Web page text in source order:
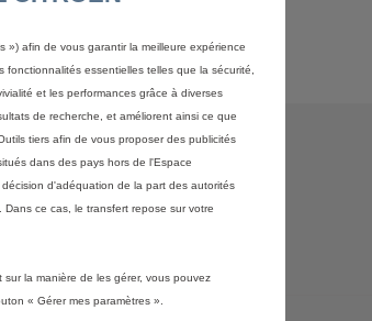
en plusieurs fois
») afin de vous garantir la meilleure expérience
essentielles telles que la sécurité,
et les performances grâce à diverses
de recherche, et améliorent ainsi ce que
tiers afin de vous proposer des publicités
dans des pays hors de l'Espace
d'adéquation de la part des autorités
ce cas, le transfert repose sur votre
la manière de les gérer, vous pouvez
« Gérer mes paramètres ».